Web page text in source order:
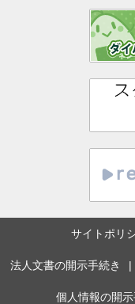
サイトポリ
法人文書の開示手続き
個人情報の開示